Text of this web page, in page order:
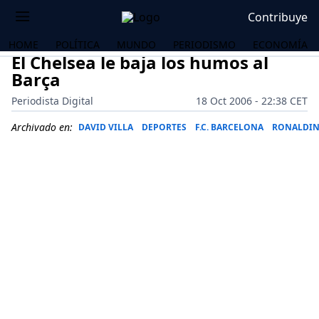
Contribuye
HOME POLÍTICA MUNDO PERIODISMO ECONOMÍA
El Chelsea le baja los humos al
Barça
Periodista Digital
18 Oct 2006 - 22:38 CET
Archivado en: DAVID VILLA DEPORTES F.C. BARCELONA